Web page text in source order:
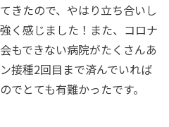
きたので、やはり立ち合いし
く感じました！また、コロナ
もできない病院がたくさんあ
接種2回目まで済んでいれば
でとても有難かったです。